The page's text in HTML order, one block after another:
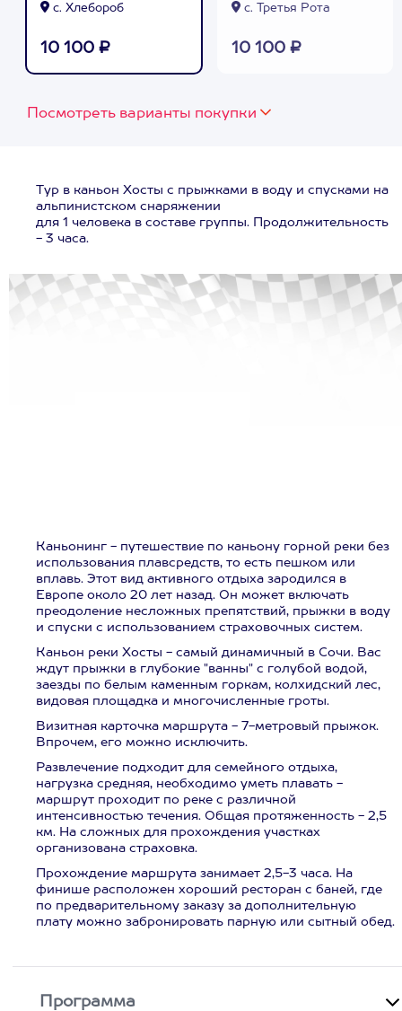
с. Хлебороб
10 100 ₽
с. Третья Рота
10 100 ₽
Посмотреть варианты покупки
Тур в каньон Хосты с прыжками в воду и спусками на
альпинистском снаряжении
для 1 человека в составе группы. Продолжительность
- 3 часа.
Каньонинг - путешествие по каньону горной реки без
использования плавсредств, то есть пешком или
вплавь. Этот вид активного отдыха зародился в
Европе около 20 лет назад. Он может включать
преодоление несложных препятствий, прыжки в воду
и спуски с использованием страховочных систем.
Каньон реки Хосты - самый динамичный в Сочи. Вас
ждут прыжки в глубокие "ванны" с голубой водой,
заезды по белым каменным горкам, колхидский лес,
видовая площадка и многочисленные гроты.
Визитная карточка маршрута - 7-метровый прыжок.
Впрочем, его можно исключить.
Развлечение подходит для семейного отдыха,
нагрузка средняя, необходимо уметь плавать -
маршрут проходит по реке с различной
интенсивностью течения. Общая протяженность - 2,5
км. На сложных для прохождения участках
организована страховка.
Прохождение маршрута занимает 2,5-3 часа. На
финише расположен хороший ресторан с баней, где
по предварительному заказу за дополнительную
плату можно забронировать парную или сытный обед.
Программа